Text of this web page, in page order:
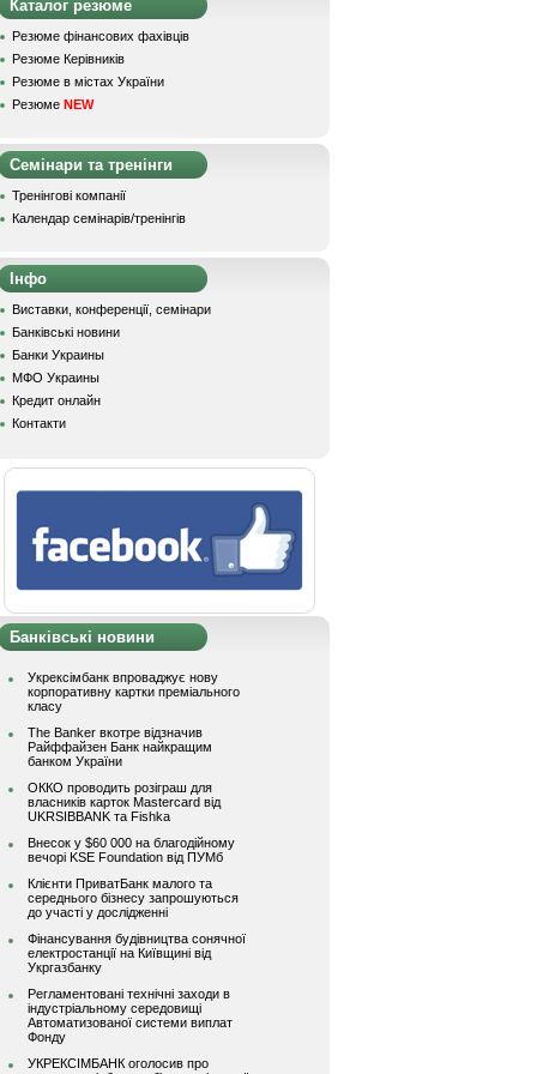
Каталог резюме
Резюме фінансових фахівців
Резюме Керівників
Резюме в містах України
Резюме NEW
Семінари та тренінги
Тренінгові компанії
Календар семінарів/тренінгів
Інфо
Виставки, конференції, семінари
Банківські новини
Банки Украины
МФО Украины
Кредит онлайн
Контакти
Банківські новини
Укрексімбанк впроваджує нову
корпоративну картки преміального
класу
The Banker вкотре відзначив
Райффайзен Банк найкращим
банком України
ОККО проводить розіграш для
власників карток Mastercard від
UKRSIBBANK та Fishka
Внесок у $60 000 на благодійному
вечорі KSE Foundation від ПУМб
Клієнти ПриватБанк малого та
середнього бізнесу запрошуються
до участі у дослідженні
Фінансування будівництва сонячної
електростанції на Київщині від
Укргазбанку
Регламентовані технічні заходи в
індустріальному середовищі
Автоматизованої системи виплат
Фонду
УКРЕКСІМБАНК оголосив про